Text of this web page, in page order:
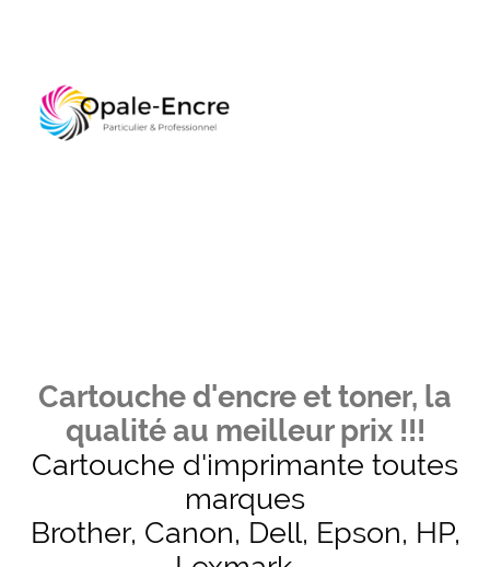
Cartouche d'encre et toner, la
qualité au meilleur prix !!!
Cartouche d'imprimante toutes
marques
Brother, Canon, Dell, Epson, HP,